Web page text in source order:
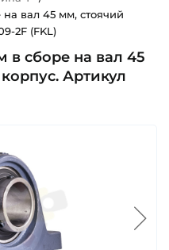
вал 45 мм, стоячий
2F (FKL)
сборе на вал 45
Артикул